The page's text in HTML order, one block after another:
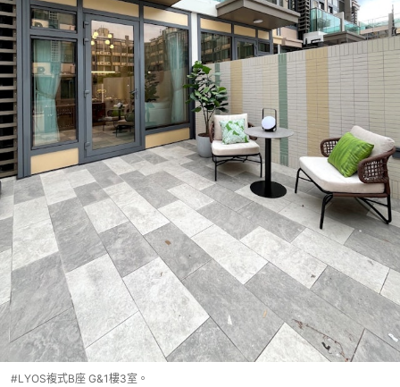
#LYOS複式B座 G&1樓3室。